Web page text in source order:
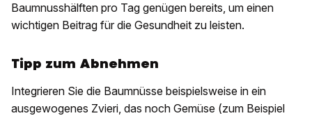
Baumnusshälften pro Tag genügen bereits, um einen
wichtigen Beitrag für die Gesundheit zu leisten.
Tipp zum Abnehmen
Integrieren Sie die Baumnüsse beispielsweise in ein
ausgewogenes Zvieri, das noch Gemüse (zum Beispiel